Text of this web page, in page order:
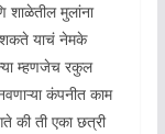
शाळेतील मुलांना
शकते याचं नेमके
म्हणजेच रकुल
कंपनीत काम
की ती एका छत्री